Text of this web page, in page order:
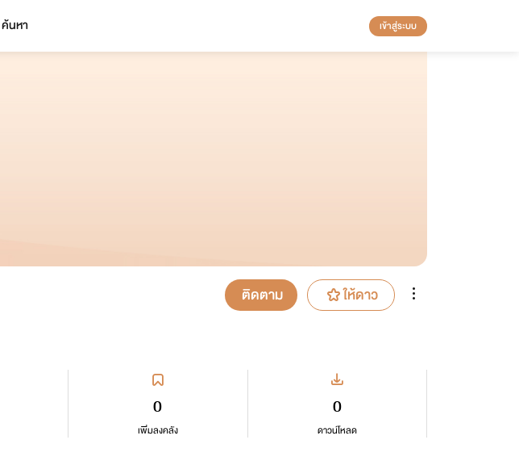
ค้นหา เข้าสู่ระบบ
ติดตาม ให้ดาว
0
เพิ่มลงคลัง
0
ดาวน์โหลด